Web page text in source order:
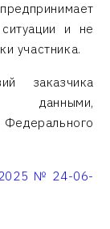
и не
участника.
заказчика
данными,
№ 24-06-